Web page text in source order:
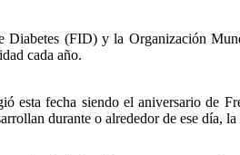
(FID) y la Organización
cada año.
esta fecha siendo el aniversario de
durante o alrededor de ese día,